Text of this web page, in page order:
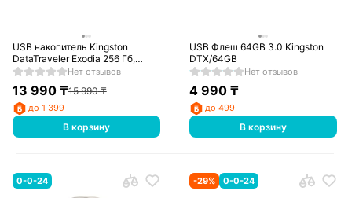
USB накопитель Kingston
DataTraveler Exodia 256 Гб,
Black (DTX/256GB)
Нет отзывов
13 990₸15 990₸
до 1 399
В корзину
USB Флеш 64GB 3.0 Kingston
DTX/64GB
Нет отзывов
4 990 ₸
до 499
В корзину
0-0-24 -29% 0-0-24